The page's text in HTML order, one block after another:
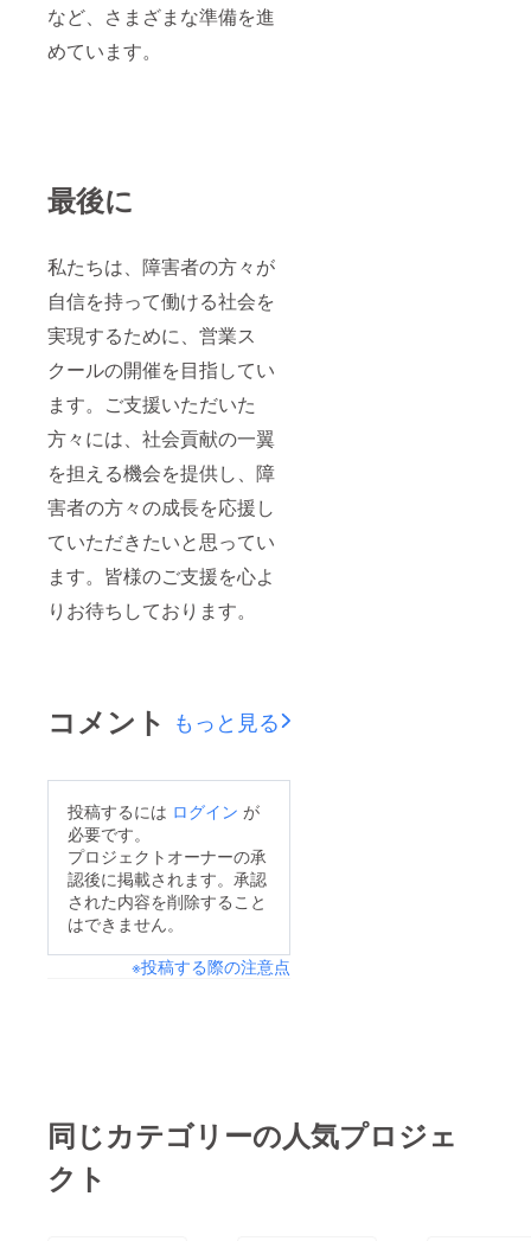
など、さまざまな準備を進
めています。
最後に
私たちは、障害者の方々が
自信を持って働ける社会を
実現するために、営業ス
クールの開催を目指してい
ます。ご支援いただいた
方々には、社会貢献の一翼
を担える機会を提供し、障
害者の方々の成長を応援し
ていただきたいと思ってい
ます。皆様のご支援を心よ
りお待ちしております。
コメント もっと見る
投稿するには ログイン が
必要です。
プロジェクトオーナーの承
認後に掲載されます。承認
された内容を削除すること
はできません。
※投稿する際の注意点
同じカテゴリーの人気プロジェ
クト